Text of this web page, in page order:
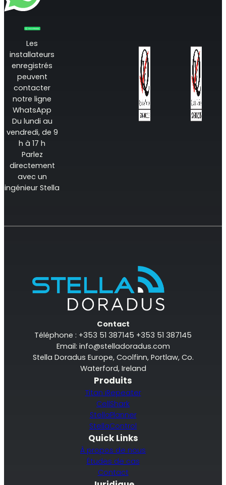
Les
installateurs
enregistrés
peuvent
contacter
notre ligne
WhatsApp
Du lundi au
vendredi, de 9
h à 17 h
Parlez
directement
avec un
ingénieur Stella
Contact
Téléphone : +353 51 387145 +353 51 387145
Email: info@stelladoradus.com
Stella Doradus Europe, Coolfinn, Portlaw, Co.
Waterford, Ireland
Produits
Titan iRepeater
CellShark
StellaPlanner
StellaControl
Quick Links
À propos de nous
Études de cas
Contact